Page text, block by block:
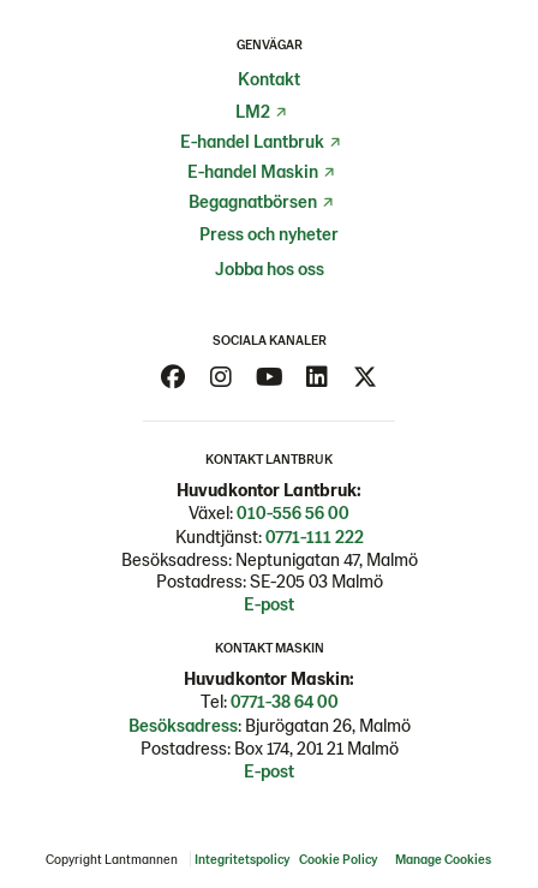
GENVÄGAR
Kontakt
LM2
E-handel Lantbruk
E-handel Maskin
Begagnatbörsen
Press och nyheter
Jobba hos oss
SOCIALA KANALER
KONTAKT LANTBRUK
Huvudkontor Lantbruk:
Växel:010-556 56 00
Kundtjänst:0771-111 222
Besöksadress: Neptunigatan 47, Malmö
Postadress: SE-205 03 Malmö
E-post
KONTAKT MASKIN
Huvudkontor Maskin:
Tel:0771-38 64 00
Besöksadress: Bjurögatan 26, Malmö
Postadress: Box 174, 201 21 Malmö
E-post
Copyright Lantmannen Integritetspolicy Cookie Policy Manage Cookies